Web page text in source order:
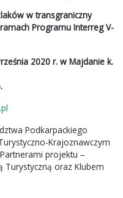
w transgraniczny
Programu Interreg V-
2020 r. w Majdanie k.
Podkarpackiego
Krajoznawczym
projektu –
Turystyczną oraz Klubem